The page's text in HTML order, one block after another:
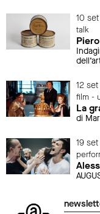
10
talk
12
film -
La
di
19